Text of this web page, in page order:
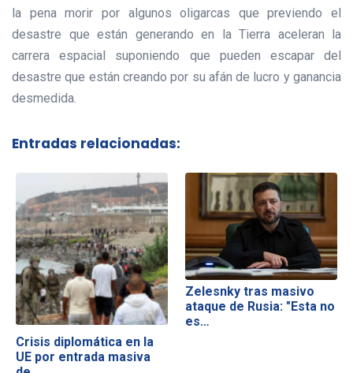
la pena morir por algunos oligarcas que previendo el
desastre que están generando en la Tierra aceleran la
carrera espacial suponiendo que pueden escapar del
desastre que están creando por su afán de lucro y ganancia
desmedida.
Entradas relacionadas:
Crisis diplomática en la
UE por entrada masiva
Zelesnky tras masivo
ataque de Rusia: "Esta no
es…